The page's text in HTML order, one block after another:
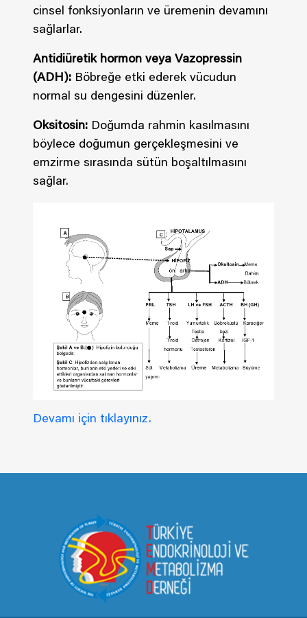
cinsel fonksiyonların ve üremenin devamını
sağlarlar.
Antidiüretik hormon veya Vazopressin
(ADH): Böbreğe etki ederek vücudun
normal su dengesini düzenler.
Oksitosin: Doğumda rahmin kasılmasını
böylece doğumun gerçekleşmesini ve
emzirme sırasında sütün boşaltılmasını
sağlar.
Devamı için tıklayınız.